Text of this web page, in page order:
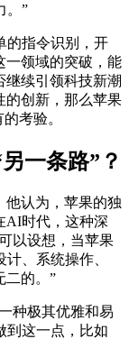
。”
的指令识别，开
一领域的突破，能
继续引领科技新潮
的创新，那么苹果
考验。
一条路”？
他认为，苹果的独
AI时代，这种深
以设想，当苹果
、系统操作、
二的。”
种极其优雅和易
到这一点，比如